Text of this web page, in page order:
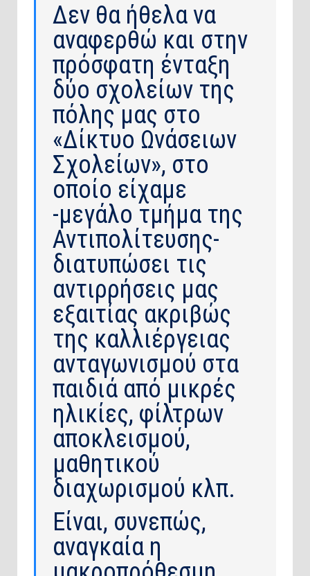
Δεν θα ήθελα να
αναφερθώ και στην
πρόσφατη ένταξη
δύο σχολείων της
πόλης μας στο
«Δίκτυο Ωνάσειων
Σχολείων», στο
οποίο είχαμε
-μεγάλο τμήμα της
Αντιπολίτευσης-
διατυπώσει τις
αντιρρήσεις μας
εξαιτίας ακριβώς
της καλλιέργειας
ανταγωνισμού στα
παιδιά από μικρές
ηλικίες, φίλτρων
αποκλεισμού,
μαθητικού
διαχωρισμού κλπ.
Είναι, συνεπώς,
αναγκαία η